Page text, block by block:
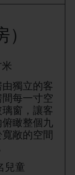
獨立的客
每一寸空
窗，讓客
瞰整個九
敞的空間
兒童